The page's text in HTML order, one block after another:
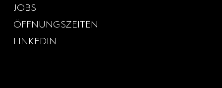
JOBS
ÖFFNUNGSZEITEN
LINKEDIN